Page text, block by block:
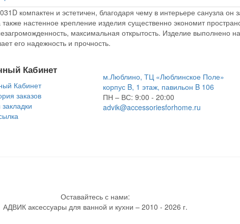
компактен и эстетичен, благодаря чему в интерьере санузла
настенное крепление изделия существенно экономит
максимальная открытость. Изделие выполнено
его надежность и прочность.
Кабинет
Кабинет
заказов
м.Люблино, ТЦ «Люблинское Поле»
корпус B, 1 этаж, павильон B 106
ПН – ВС: 9:00 - 20:00
advik@accessoriesforhome.ru
Оставайтесь с нами:
АДВИК аксессуары для ванной и кухни – 2010 - 2026 г.